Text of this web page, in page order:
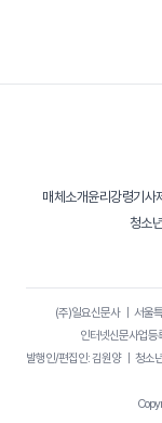
매체소개윤리강령기사
청소
(주)일요신문사｜ 서울
인터넷신문사업
발행인/편집인: 김원양｜ 청소